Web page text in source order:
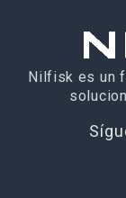
Nilfisk es un